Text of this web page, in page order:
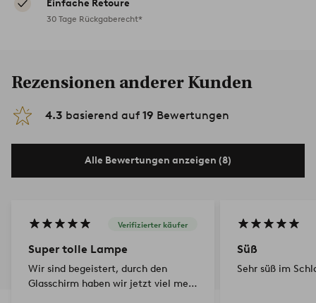
Einfache Retoure
30 Tage Rückgaberecht*
Rezensionen anderer Kunden
4.3 basierend auf 19 Bewertungen
Alle Bewertungen anzeigen (8)
Verifizierter käufer
Super tolle Lampe
Wir sind begeistert, durch den
Glasschirm haben wir jetzt viel mehr
Süß
Sehr süß im